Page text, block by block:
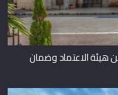
هيئة الاعتماد وضمان